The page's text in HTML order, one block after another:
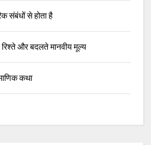
संबंधों से होता है
और बदलते मानवीय मूल्य
कथा